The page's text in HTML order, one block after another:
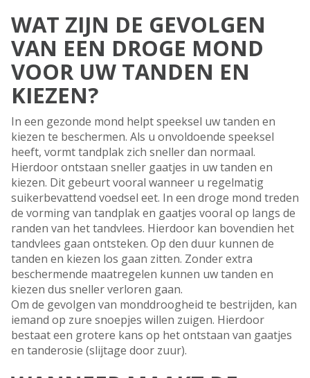
WAT ZIJN DE GEVOLGEN
VAN EEN DROGE MOND
VOOR UW TANDEN EN
KIEZEN?
In een gezonde mond helpt speeksel uw tanden en
kiezen te beschermen. Als u onvoldoende speeksel
heeft, vormt tandplak zich sneller dan normaal.
Hierdoor ontstaan sneller gaatjes in uw tanden en
kiezen. Dit gebeurt vooral wanneer u regelmatig
suikerbevattend voedsel eet. In een droge mond treden
de vorming van tandplak en gaatjes vooral op langs de
randen van het tandvlees. Hierdoor kan bovendien het
tandvlees gaan ontsteken. Op den duur kunnen de
tanden en kiezen los gaan zitten. Zonder extra
beschermende maatregelen kunnen uw tanden en
kiezen dus sneller verloren gaan.
Om de gevolgen van monddroogheid te bestrijden, kan
iemand op zure snoepjes willen zuigen. Hierdoor
bestaat een grotere kans op het ontstaan van gaatjes
en tanderosie (slijtage door zuur).